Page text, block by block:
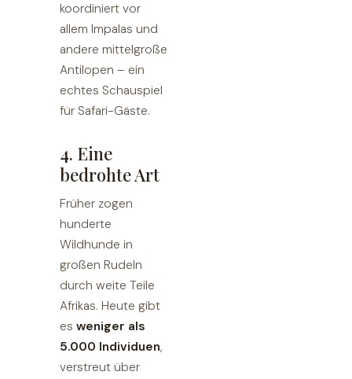
koordiniert vor
allem Impalas und
andere mittelgroße
Antilopen – ein
echtes Schauspiel
für Safari-Gäste.
4. Eine
bedrohte Art
Früher zogen
hunderte
Wildhunde in
großen Rudeln
durch weite Teile
Afrikas. Heute gibt
es weniger als
5.000 Individuen,
verstreut über